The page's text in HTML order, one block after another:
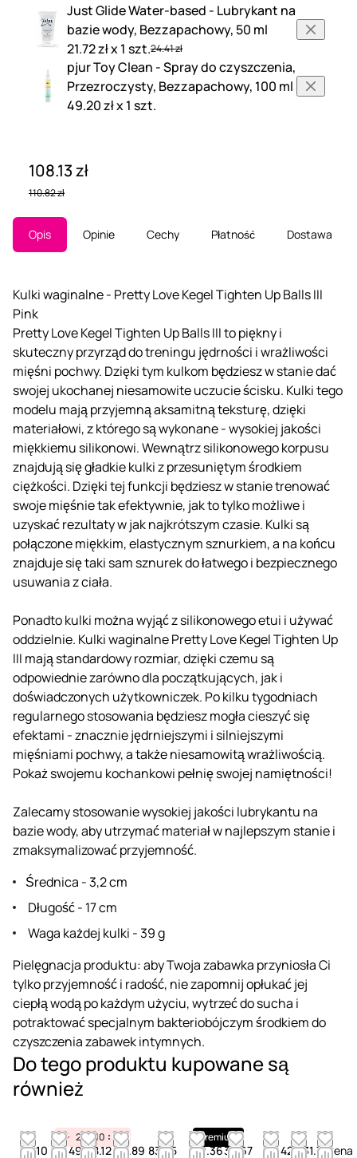
Just Glide Water-based - Lubrykant na
bazie wody, Bezzapachowy, 50 ml
21.72 zł x 1 szt.24.41 zł
pjur Toy Clean - Spray do czyszczenia,
Przezroczysty, Bezzapachowy, 100 ml
49.20 zł x 1 szt.
108.13 zł
110.82 zł
Opis Opinie Cechy Płatność Dostawa
Kulki waginalne - Pretty Love Kegel Tighten Up Balls III
Pink
Pretty Love Kegel Tighten Up Balls III to piękny i
skuteczny przyrząd do treningu jędrności i wrażliwości
mięśni pochwy. Dzięki tym kulkom będziesz w stanie dać
swojej ukochanej niesamowite uczucie ścisku. Kulki tego
modelu mają przyjemną aksamitną teksturę, dzięki
materiałowi, z którego są wykonane - wysokiej jakości
miękkiemu silikonowi. Wewnątrz silikonowego korpusu
znajdują się gładkie kulki z przesuniętym środkiem
ciężkości. Dzięki tej funkcji będziesz w stanie trenować
swoje mięśnie tak efektywnie, jak to tylko możliwe i
uzyskać rezultaty w jak najkrótszym czasie. Kulki są
połączone miękkim, elastycznym sznurkiem, a na końcu
znajduje się taki sam sznurek do łatwego i bezpiecznego
usuwania z ciała.
Ponadto kulki można wyjąć z silikonowego etui i używać
oddzielnie. Kulki waginalne Pretty Love Kegel Tighten Up
III mają standardowy rozmiar, dzięki czemu są
odpowiednie zarówno dla początkujących, jak i
doświadczonych użytkowniczek. Po kilku tygodniach
regularnego stosowania będziesz mogła cieszyć się
efektami - znacznie jędrniejszymi i silniejszymi
mięśniami pochwy, a także niesamowitą wrażliwością.
Pokaż swojemu kochankowi pełnię swojej namiętności!
Zalecamy stosowanie wysokiej jakości lubrykantu na
bazie wody, aby utrzymać materiał w najlepszym stanie i
zmaksymalizować przyjemność.
Średnica - 3,2 cm
Długość - 17 cm
Waga każdej kulki - 39 g
Pielęgnacja produktu: aby Twoja zabawka przyniosła Ci
tylko przyjemność i radość, nie zapomnij opłukać jej
ciepłą wodą po każdym użyciu, wytrzeć do sucha i
potraktować specjalnym bakteriobójczym środkiem do
czyszczenia zabawek intymnych.
Do tego produktu kupowane są
również
86.10
23 10 55
51.49 58.12 52.89 83.25
Premium
29.3635.67
66.42 131.77Cena